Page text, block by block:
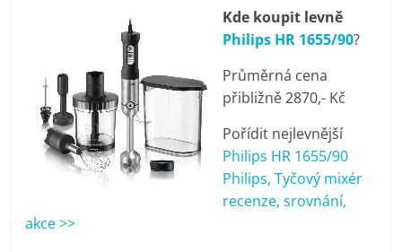
notebooky,
mobilní
telefony,
kávovary,
bazény
Kde koupit levně
Philips HR 1655/90?
Průměrná cena
přibližně 2870,- Kč
Pořídit nejlevnější
Philips HR 1655/90
Philips, Tyčový mixér
recenze, srovnání,
akce >>